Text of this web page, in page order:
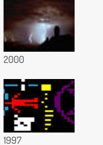
2000
1997